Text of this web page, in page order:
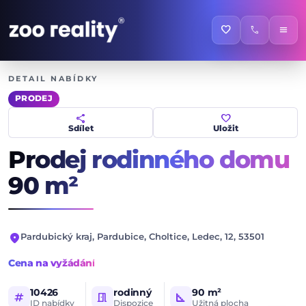
favorite call menu
DETAIL NABÍDKY
PRODEJ
share
Sdílet
favorite
Uložit
Prodej rodinného domu
90 m²
location_on Pardubický kraj, Pardubice, Choltice, Ledec, 12, 53501
Cena na vyžádání
tag 10426
ID nabídky meeting_room rodinný
Dispozice square_foot 90 m²
Užitná plocha